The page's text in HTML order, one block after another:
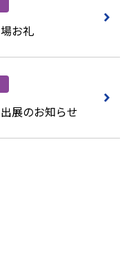
お礼
展のお知らせ